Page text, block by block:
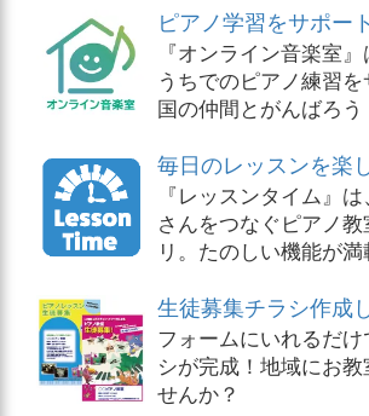
ピアノ学習をサポート
『オンライン音楽室
うちでのピアノ練習
国の仲間とがんばろう
毎日のレッスンを楽
『レッスンタイム』
さんをつなぐピアノ
リ。たのしい機能が満
生徒募集チラシ作成
フォームにいれるだけ
シが完成！地域にお教
せんか？